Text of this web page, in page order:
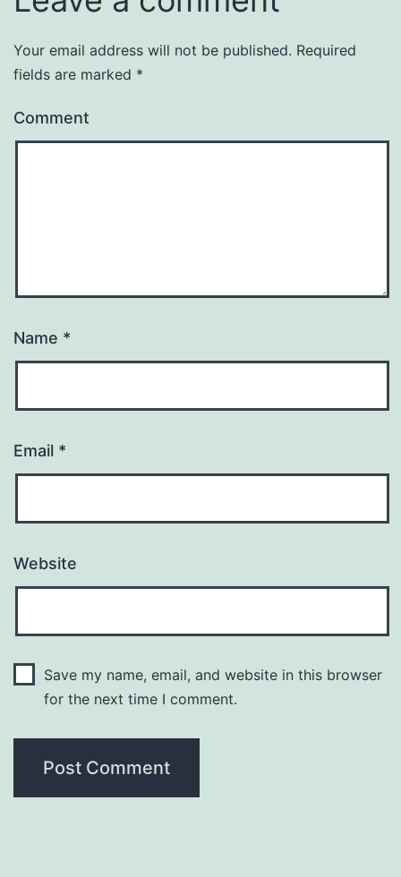
Your email address will not be published. Required
fields are marked *
Comment
Name *
Email *
Website
Save my name, email, and website in this browser
for the next time I comment.